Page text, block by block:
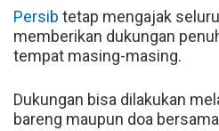
Persib tetap mengajak
memberikan dukungan
tempat masing-masing.
Dukungan bisa dilakukan
bareng maupun doa